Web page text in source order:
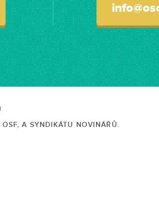
A SYNDIKÁTU NOVINÁŘŮ.